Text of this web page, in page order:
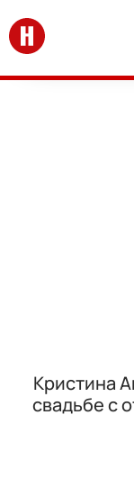
Перейти на
Кристина
свадьбе с